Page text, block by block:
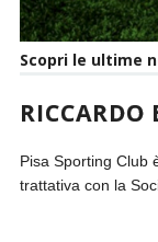
Scopri le ultime
RICCARDO
Pisa Sporting Club
trattativa con la